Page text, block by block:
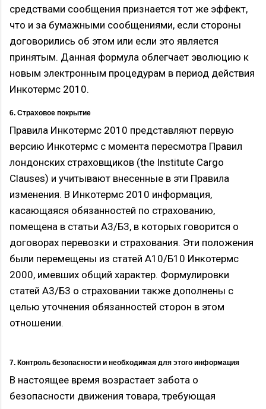
средствами сообщения признается тот же эффект,
что и за бумажными сообщениями, если стороны
договорились об этом или если это является
принятым. Данная формула облегчает эволюцию к
новым электронным процедурам в период действия
Инкотермс 2010.
6. Страховое покрытие
Правила Инкотермс 2010 представляют первую
версию Инкотермс с момента пересмотра Правил
лондонских страховщиков (the Institute Cargo
Clauses) и учитывают внесенные в эти Правила
изменения. В Инкотермс 2010 информация,
касающаяся обязанностей по страхованию,
помещена в статьи А3/Б3, в которых говорится о
договорах перевозки и страхования. Эти положения
были перемещены из статей А10/Б10 Инкотермс
2000, имевших общий характер. Формулировки
статей А3/Б3 о страховании также дополнены с
целью уточнения обязанностей сторон в этом
отношении.
7. Контроль безопасности и необходимая для этого информация
В настоящее время возрастает забота о
безопасности движения товара, требующая